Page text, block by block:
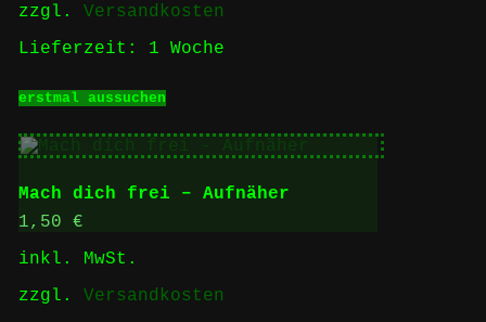
Produktseite
werden
zzgl. Versandkosten
Lieferzeit: 1 Woche
erstmal aussuchenProdukt
mehrere
Varianten
auf.
Die
Produktseite
Mach dich frei – Aufnäher
1,50 €
inkl. MwSt.
zzgl. Versandkosten